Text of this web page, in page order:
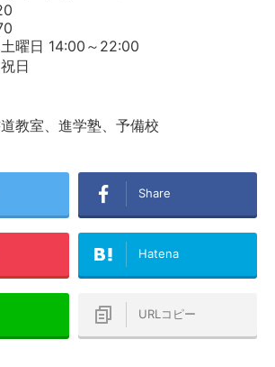
曜日 14:00～22:00
日
教室、進学塾、予備校
Share
Hatena
URLコピー